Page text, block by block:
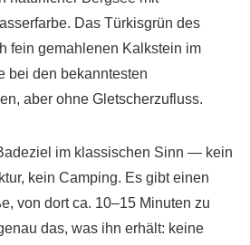
Das Türkisgrün des
fein gemahlenen Kalkstein im
bei den bekanntesten
aber ohne Gletscherzufluss.
im klassischen Sinn — kein
kein Camping. Es gibt einen
von dort ca. 10–15 Minuten zu
das, was ihn erhält: keine